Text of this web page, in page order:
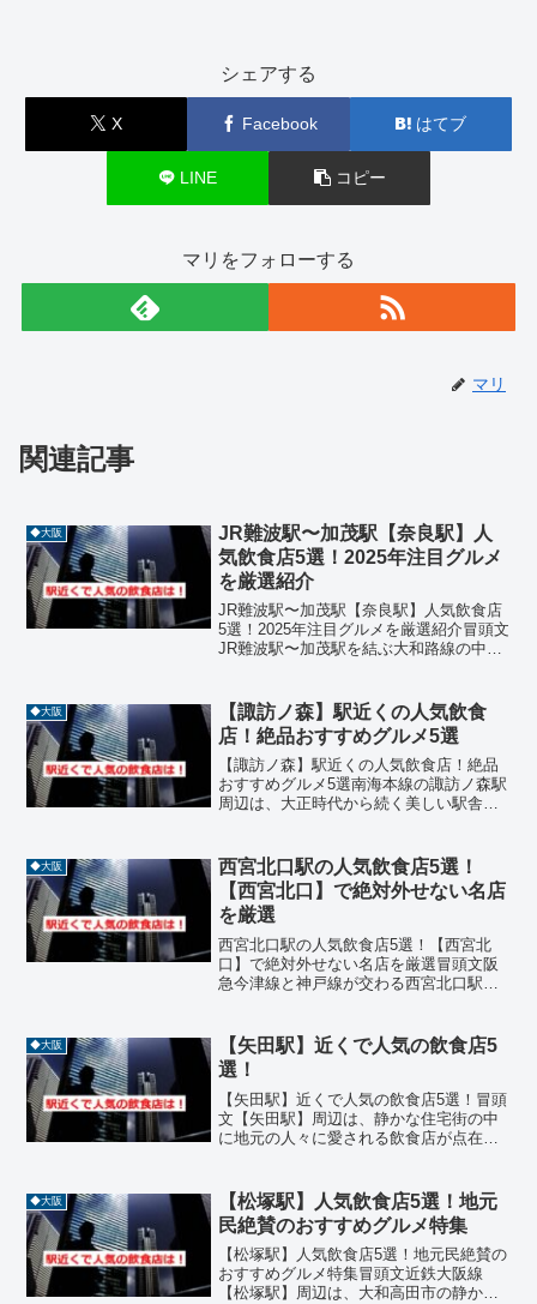
シェアする
X Facebook はてブ
LINE コピー
マリをフォローする
マリ
関連記事
◆大阪
JR難波駅〜加茂駅【奈良駅】人
気飲食店5選！2025年注目グルメ
を厳選紹介
JR難波駅〜加茂駅【奈良駅】人気飲食店
5選！2025年注目グルメを厳選紹介冒頭文
JR難波駅〜加茂駅を結ぶ大和路線の中で
も豊富な魅力的なエリアです。和食、イ
ノベーティブフ...
◆大阪
【諏訪ノ森】駅近くの人気飲食
店！絶品おすすめグルメ5選
【諏訪ノ森】駅近くの人気飲食店！絶品
おすすめグルメ5選南海本線の諏訪ノ森駅
周辺は、大正時代から続く美しい駅舎や
エリアです。かつて別荘地として栄えた
面影を残すこの街には、...
◆大阪
西宮北口駅の人気飲食店5選！
【西宮北口】で絶対外せない名店
を厳選
西宮北口駅の人気飲食店5選！【西宮北
口】で絶対外せない名店を厳選冒頭文阪
急今津線と神戸線が交わる西宮北口駅
は大型ショッピングモールである阪急西
宮ガーデンズを筆頭に、洗練...
◆大阪
【矢田駅】近くで人気の飲食店5
選！
【矢田駅】近くで人気の飲食店5選！冒頭
文【矢田駅】周辺は、静かな住宅街の中
に地元の人々に愛される飲食店が点在す
ーにぴったりのグルメスポットが揃って
います。今回は、【矢田駅...
◆大阪
【松塚駅】人気飲食店5選！地元
民絶賛のおすすめグルメ特集
【松塚駅】人気飲食店5選！地元民絶賛の
おすすめグルメ特集冒頭文近鉄大阪線
【松塚駅】周辺は、大和高田市の静かな